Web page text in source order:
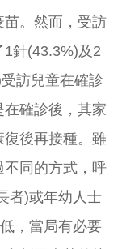
。然而， 受訪
1針(43.3%)及2
受訪兒童在確診
確診後， 其家
後再接種。 雖
同的方式， 呼
者)或年幼人士
， 當局有必要